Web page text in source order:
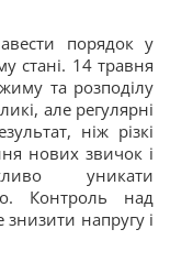
порядок у
стані. 14 травня
та розподілу
але регулярні
ніж різкі
нових звичок і
уникати
Контроль над
напругу і